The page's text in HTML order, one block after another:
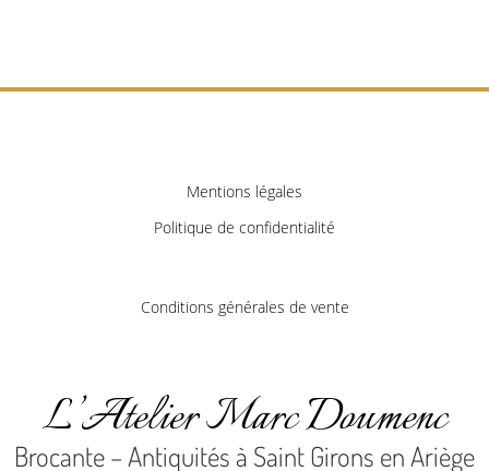
Mentions légales
Politique de confidentialité
Conditions générales de vente
L’Atelier Marc Doumenc
Brocante – Antiquités à Saint Girons en Ariège